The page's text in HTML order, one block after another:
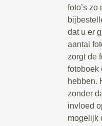
foto’s zo
dat u er
aantal
zorgt de
fotoboek
hebben.
zonder
invloed
mogelijk